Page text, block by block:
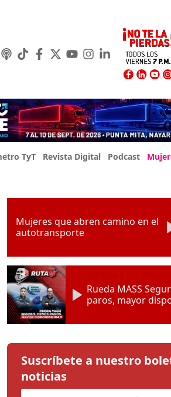
TyT Revista Digital Podcast
Mujeres que abren camino en el
autotransporte
Rueda MASS
paros, mayor
Suscríbete a nuestro
noticias